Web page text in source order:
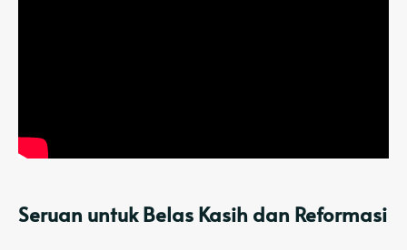
Seruan untuk Belas Kasih dan Reformasi